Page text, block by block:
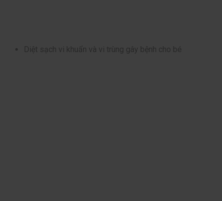
Diệt sạch vi khuẩn và vi trùng gây bệnh cho bé